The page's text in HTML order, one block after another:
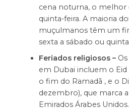
cena noturna, o melhor
quinta-feira. A maioria
muçulmanos têm um
sexta a sábado ou
Feriados religiosos –Os
em Dubai incluem o Eid
o fim do Ramadã , e o
dezembro), que marca
Emirados Árabes Unidos.